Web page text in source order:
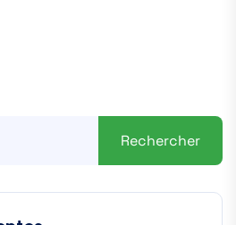
Rechercher